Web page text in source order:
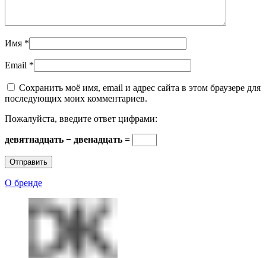
Имя *
Email *
Сохранить моё имя, email и адрес сайта в этом браузере для
последующих моих комментариев.
Пожалуйста, введите ответ цифрами:
девятнадцать − двенадцать =
О бренде